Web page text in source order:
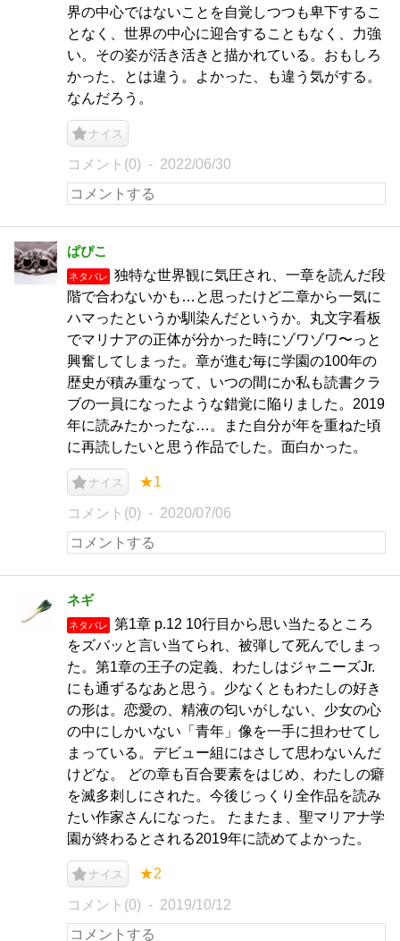
界の中心ではないことを自覚しつつも卑下するこ
となく、世界の中心に迎合することもなく、力強
い。その姿が活き活きと描かれている。おもしろ
かった、とは違う。よかった、も違う気がする。
なんだろう。
ナイス
コメント(0) 2022/06/30
ぱぴこ
ネタバレ
独特な世界観に気圧され、一章を読んだ段
階で合わないかも…と思ったけど二章から一気に
ハマったというか馴染んだというか。丸文字看板
でマリナアの正体が分かった時にゾワゾワ〜っと
興奮してしまった。章が進む毎に学園の100年の
歴史が積み重なって、いつの間にか私も読書クラ
ブの一員になったような錯覚に陥りました。2019
年に読みたかったな…。また自分が年を重ねた頃
に再読したいと思う作品でした。面白かった。
ナイス ★1
コメント(0) 2020/07/06
ネギ
ネタバレ
第1章 p.12 10行目から思い当たるところ
をズバッと言い当てられ、被弾して死んでしまっ
た。第1章の王子の定義、わたしはジャニーズJr.
にも通ずるなあと思う。少なくともわたしの好き
の形は。恋愛の、精液の匂いがしない、少女の心
の中にしかいない「青年」像を一手に担わせてし
まっている。デビュー組にはさして思わないんだ
けどな。 どの章も百合要素をはじめ、わたしの癖
を滅多刺しにされた。今後じっくり全作品を読み
たい作家さんになった。 たまたま、聖マリアナ学
園が終わるとされる2019年に読めてよかった。
ナイス ★2
コメント(0) 2019/10/12